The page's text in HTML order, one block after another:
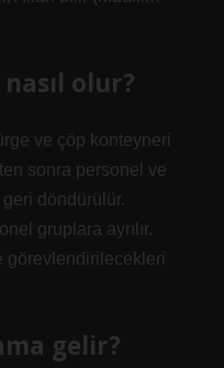
olur?
ve çöp konteyneri
sonra personel ve
döndürülür.
gruplara ayrılır.
görevlendirilecekleri
gelir?